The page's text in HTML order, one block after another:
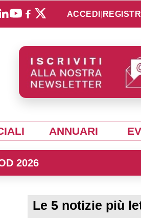
ACCEDI
ANNUARI
2026
Le 5 notizie più